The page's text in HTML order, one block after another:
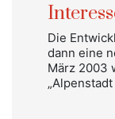
Die
dann eine
März 2003